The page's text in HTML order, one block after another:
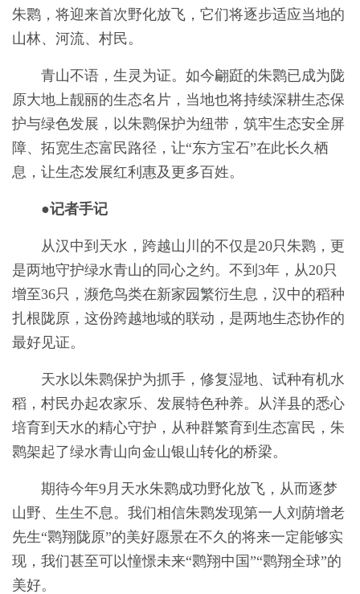
朱鹮，将迎来首次野化放飞，它们将逐步适应当地的
山林、河流、村民。
青山不语，生灵为证。如今翩跹的朱鹮已成为陇
原大地上靓丽的生态名片，当地也将持续深耕生态保
护与绿色发展，以朱鹮保护为纽带，筑牢生态安全屏
障、拓宽生态富民路径，让“东方宝石”在此长久栖
息，让生态发展红利惠及更多百姓。
●记者手记
从汉中到天水，跨越山川的不仅是20只朱鹮，更
是两地守护绿水青山的同心之约。不到3年，从20只
增至36只，濒危鸟类在新家园繁衍生息，汉中的稻种
扎根陇原，这份跨越地域的联动，是两地生态协作的
最好见证。
天水以朱鹮保护为抓手，修复湿地、试种有机水
稻，村民办起农家乐、发展特色种养。从洋县的悉心
培育到天水的精心守护，从种群繁育到生态富民，朱
鹮架起了绿水青山向金山银山转化的桥梁。
期待今年9月天水朱鹮成功野化放飞，从而逐梦
山野、生生不息。我们相信朱鹮发现第一人刘荫增老
先生“鹮翔陇原”的美好愿景在不久的将来一定能够实
现，我们甚至可以憧憬未来“鹮翔中国”“鹮翔全球”的
美好。